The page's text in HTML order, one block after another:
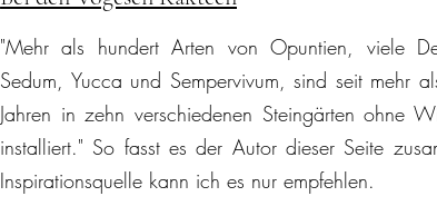
"Mehr als hundert Arten von Opuntien, viele
Sedum, Yucca und Sempervivum, sind seit mehr
Jahren in zehn verschiedenen Steingärten ohne
installiert." So fasst es der Autor dieser Seite
Inspirationsquelle kann ich es nur empfehlen.